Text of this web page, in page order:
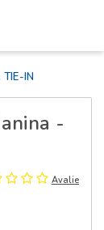
IN
-
Avalie